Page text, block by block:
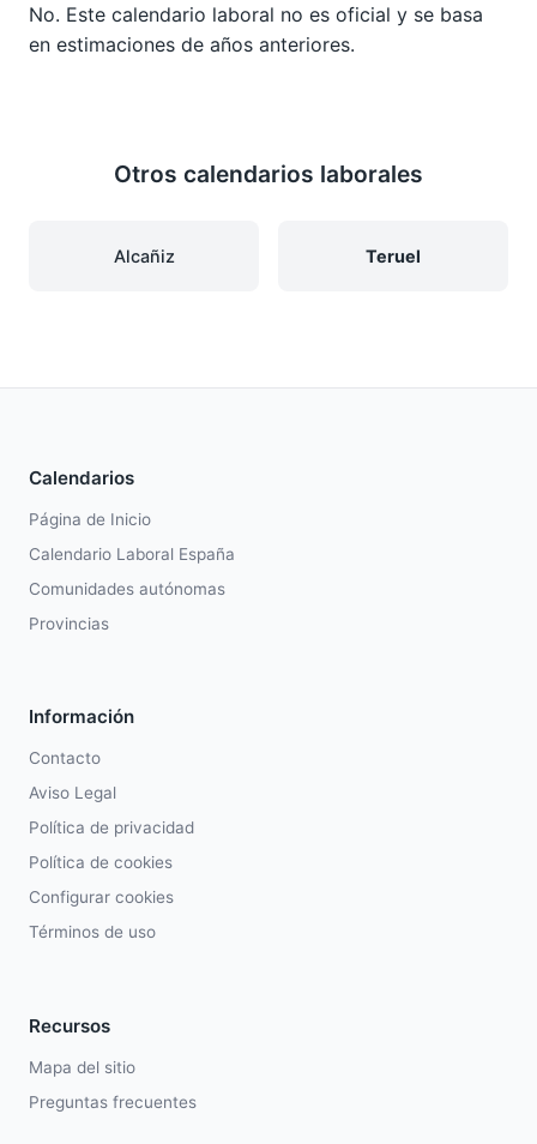
No. Este calendario laboral no es oficial y se basa
en estimaciones de años anteriores.
Otros calendarios laborales
Alcañiz Teruel
Calendarios
Página de Inicio
Calendario Laboral España
Comunidades autónomas
Provincias
Información
Contacto
Aviso Legal
Política de privacidad
Política de cookies
Configurar cookies
Términos de uso
Recursos
Mapa del sitio
Preguntas frecuentes